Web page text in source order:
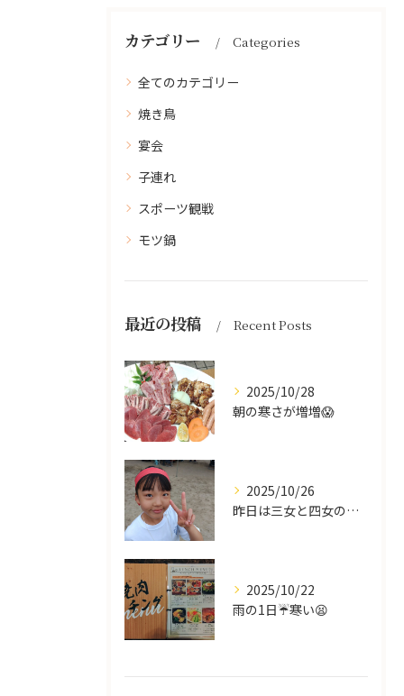
カテゴリー Categories
全てのカテゴリー
焼き鳥
宴会
子連れ
スポーツ観戦
モツ鍋
最近の投稿 Recent Posts
2025/10/28
朝の寒さが増増😱
2025/10/26
昨日は三女と四女の運動会🥰
2025/10/22
雨の1日☔寒い😫